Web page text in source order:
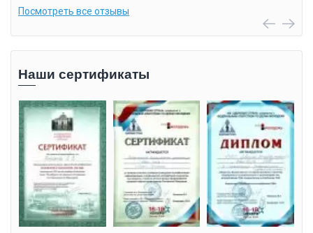
Посмотреть все отзывы
Наши сертификаты